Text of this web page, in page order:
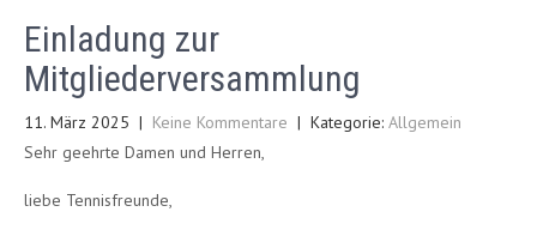
Einladung zur
Mitgliederversammlung
11. März 2025 | Keine Kommentare | Kategorie: Allgemein
Sehr geehrte Damen und Herren,
liebe Tennisfreunde,